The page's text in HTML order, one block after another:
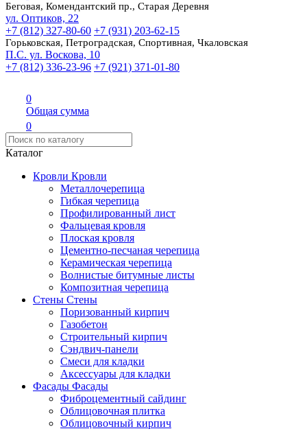
Беговая, Комендантский пр., Старая Деревня
ул. Оптиков, 22
+7 (812) 327-80-60 +7 (931) 203-62-15
Горьковская, Петроградская, Спортивная, Чкаловская
П.С. ул. Воскова, 10
+7 (812) 336-23-96 +7 (921) 371-01-80
0
Общая сумма
0
Каталог
Кровли Кровли
Металлочерепица
Гибкая черепица
Профилированный лист
Фальцевая кровля
Плоская кровля
Цементно-песчаная черепица
Керамическая черепица
Волнистые битумные листы
Композитная черепица
Стены Стены
Поризованный кирпич
Газобетон
Строительный кирпич
Сэндвич-панели
Смеси для кладки
Аксессуары для кладки
Фасады Фасады
Фиброцементный сайдинг
Облицовочная плитка
Облицовочный кирпич